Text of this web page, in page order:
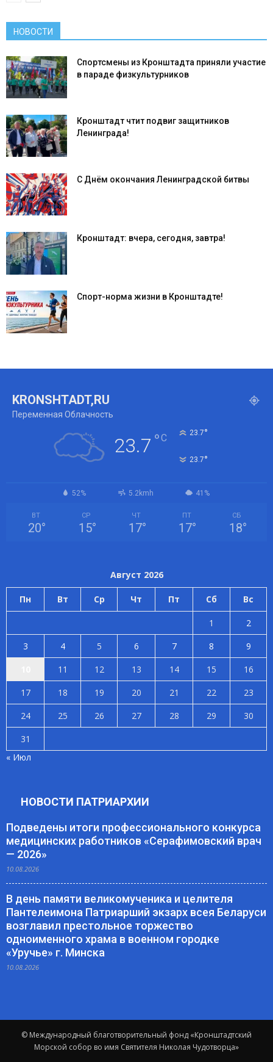
НОВОСТИ
Спортсмены из Кронштадта приняли участие
в параде физкультурников
Кронштадт чтит подвиг защитников
Ленинграда!
С Днём окончания Ленинградской битвы
Кронштадт: вчера, сегодня, завтра!
Спорт-норма жизни в Кронштадте!
KRONSHTADT,RU
Переменная Облачность
23.7 °C 23.7°
23.7°
52% 5.2kmh 41%
ВТ
20°
СР
15°
ЧТ
17°
ПТ
17°
СБ
18°
Август 2026
Пн Вт Ср Чт Пт Сб Вс
1
2
3
4 5 6 7 8
9
11 12 13 14 15
16
17
18 19 20 21 22
23
24
25 26 27 28 29
30
31
« Июл
НОВОСТИ ПАТРИАРХИИ
Подведены итоги профессионального конкурса
медицинских работников «Серафимовский врач
— 2026»
10.08.2026
В день памяти великомученика и целителя
Пантелеимона Патриарший экзарх всея Беларуси
возглавил престольное торжество
одноименного храма в военном городке
«Уручье» г. Минска
10.08.2026
© Международный благотворительный фонд «Кронштадтский
Морской собор во имя Святителя Николая Чудотворца»